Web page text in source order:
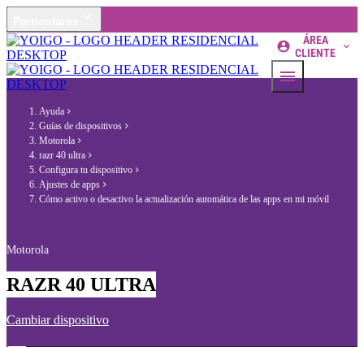
ÁREA
CLIENTE
Ayuda
Guías de dispositivos
Motorola
razr 40 ultra
Configura tu dispositivo
Ajustes de apps
Cómo activo o desactivo la actualización automática de las apps en mi móvil
Motorola
RAZR 40 ULTRA
Cambiar dispositivo